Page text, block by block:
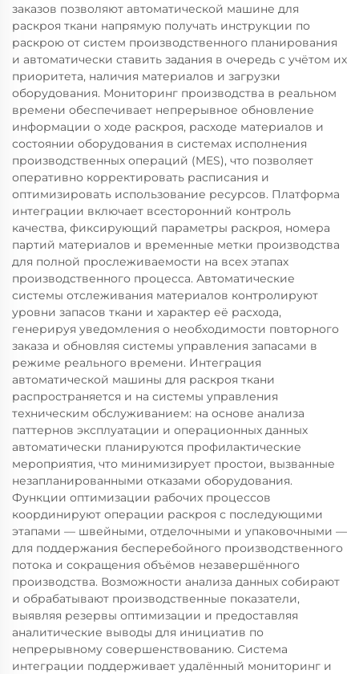
заказов позволяют автоматической машине для
раскроя ткани напрямую получать инструкции по
раскрою от систем производственного планирования
и автоматически ставить задания в очередь с учётом их
приоритета, наличия материалов и загрузки
оборудования. Мониторинг производства в реальном
времени обеспечивает непрерывное обновление
информации о ходе раскроя, расходе материалов и
состоянии оборудования в системах исполнения
производственных операций (MES), что позволяет
оперативно корректировать расписания и
оптимизировать использование ресурсов. Платформа
интеграции включает всесторонний контроль
качества, фиксирующий параметры раскроя, номера
партий материалов и временные метки производства
для полной прослеживаемости на всех этапах
производственного процесса. Автоматические
системы отслеживания материалов контролируют
уровни запасов ткани и характер её расхода,
генерируя уведомления о необходимости повторного
заказа и обновляя системы управления запасами в
режиме реального времени. Интеграция
автоматической машины для раскроя ткани
распространяется и на системы управления
техническим обслуживанием: на основе анализа
паттернов эксплуатации и операционных данных
автоматически планируются профилактические
мероприятия, что минимизирует простои, вызванные
незапланированными отказами оборудования.
Функции оптимизации рабочих процессов
координируют операции раскроя с последующими
этапами — швейными, отделочными и упаковочными —
для поддержания бесперебойного производственного
потока и сокращения объёмов незавершённого
производства. Возможности анализа данных собирают
и обрабатывают производственные показатели,
выявляя резервы оптимизации и предоставляя
аналитические выводы для инициатив по
непрерывному совершенствованию. Система
интеграции поддерживает удалённый мониторинг и